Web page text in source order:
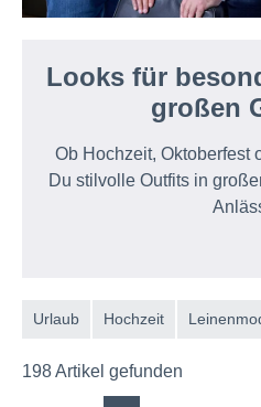
Looks für
großen
Ob Hochzeit, Oktoberfest
Du stilvolle Outfits in
Urlaub Hochzeit
198 Artikel gefunden